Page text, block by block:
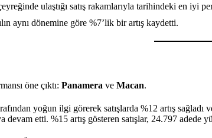
ulaştığı satış rakamlarıyla tarihindeki en iyi
aynı dönemine göre %7’lik bir artış kaydetti.
öne çıktı: Panamera ve Macan.
yoğun ilgi görerek satışlarda %12 artış sağladı
etti. %15 artış gösteren satışlar, 24.797 adede